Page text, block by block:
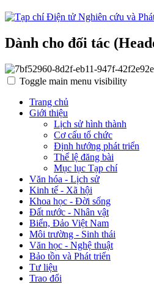
Dành cho đối tác
Toggle main menu visibility
Trang chủ
Giới thiệu
Lịch sử hình thành
Cơ cấu tổ chức
Định hướng phát triển
Thể lệ đăng bài
Mục lục Tạp chí
Văn hóa - Lịch sử
Kinh tế - Xã hội
Khoa học - Đời sống
Đất nước - Nhân vật
Biển, Đảo Việt Nam
Môi trường - Sinh thái
Văn học - Nghệ thuật
Bảo tồn và Phát triển
Tư liệu
Trao đổi